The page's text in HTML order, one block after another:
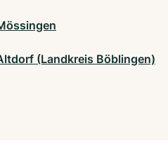
(Landkreis Böblingen)